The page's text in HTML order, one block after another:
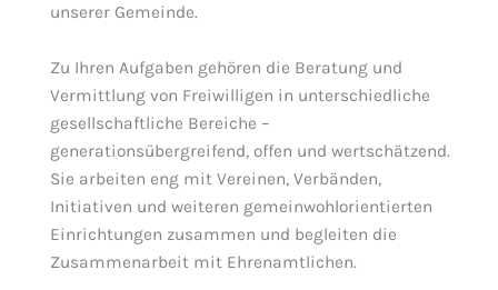
unserer Gemeinde.
Zu Ihren Aufgaben gehören die Beratung und
Vermittlung von Freiwilligen in unterschiedliche
gesellschaftliche Bereiche –
generationsübergreifend, offen und wertschätzend.
Sie arbeiten eng mit Vereinen, Verbänden,
Initiativen und weiteren gemeinwohlorientierten
Einrichtungen zusammen und begleiten die
Zusammenarbeit mit Ehrenamtlichen.